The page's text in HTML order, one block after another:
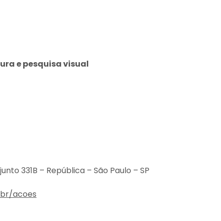
e pesquisa visual
331B – República – São Paulo – SP
acoes